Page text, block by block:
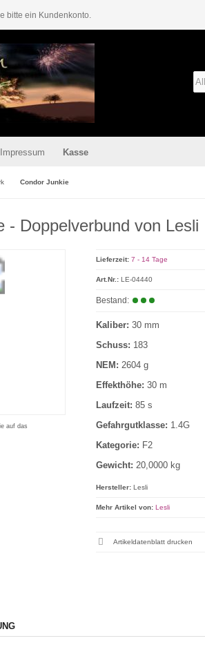
bitte ein Kundenkonto.
Impressum Kasse
Condor Junkie
- Doppelverbund von Lesli
auf das
Lieferzeit: 7 - 14 Tage
Art.Nr.: LE-04440
Bestand:
Kaliber: 30 mm
Schuss: 183
NEM: 2604 g
Effekthöhe: 30 m
Laufzeit: 85 s
Gefahrgutklasse: 1.4G
Kategorie: F2
Gewicht: 20,0000 kg
Hersteller: Lesli
Mehr Artikel von: Lesli
Artikeldatenblatt drucken